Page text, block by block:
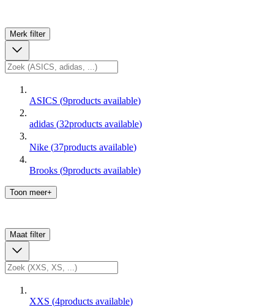
Merk filter
ASICS (9products available)
adidas (32products available)
Nike (37products available)
Brooks (9products available)
Toon meer+
Maat filter
XXS (4products available)